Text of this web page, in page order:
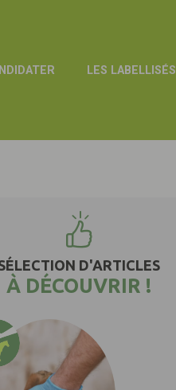
LES LABELLISÉS
D'ARTICLES
À DÉCOUVRIR !